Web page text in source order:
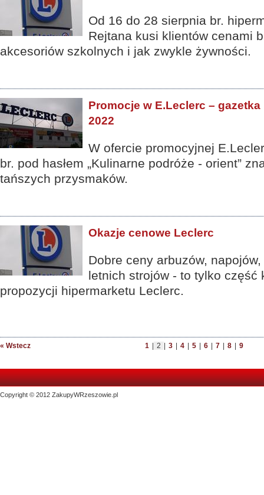
Od 16 do 28 sierpnia br.
Rejtana kusi klientów cenami
akcesoriów szkolnych i jak zwykle żywności.
Promocje w E.Leclerc –
2022
W ofercie promocyjnej
br. pod hasłem „Kulinarne podróże - orient”
tańszych przysmaków.
Okazje cenowe Leclerc
Dobre ceny arbuzów,
letnich strojów - to tylko część
propozycji hipermarketu Leclerc.
« Wstecz 1 2 3 4 5 6 7 8 9
Copyright © 2012 ZakupyWRzeszowie.pl